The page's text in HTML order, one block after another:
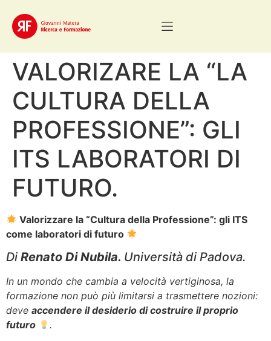
VALORIZARE LA “LA
CULTURA DELLA
PROFESSIONE”: GLI
ITS LABORATORI DI
FUTURO.
Valorizzare la “Cultura della Professione”: gli ITS
come laboratori di futuro
Di Renato Di Nubila. Università di Padova.
In un mondo che cambia a velocità vertiginosa, la
formazione non può più limitarsi a trasmettere nozioni:
deve accendere il desiderio di costruire il proprio
futuro
.